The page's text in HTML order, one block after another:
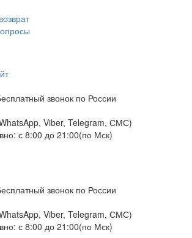
звонок по России
Viber, Telegram, СМС)
с 8:00 до 21:00(по Мск)
звонок по России
Viber, Telegram, СМС)
с 8:00 до 21:00(по Мск)